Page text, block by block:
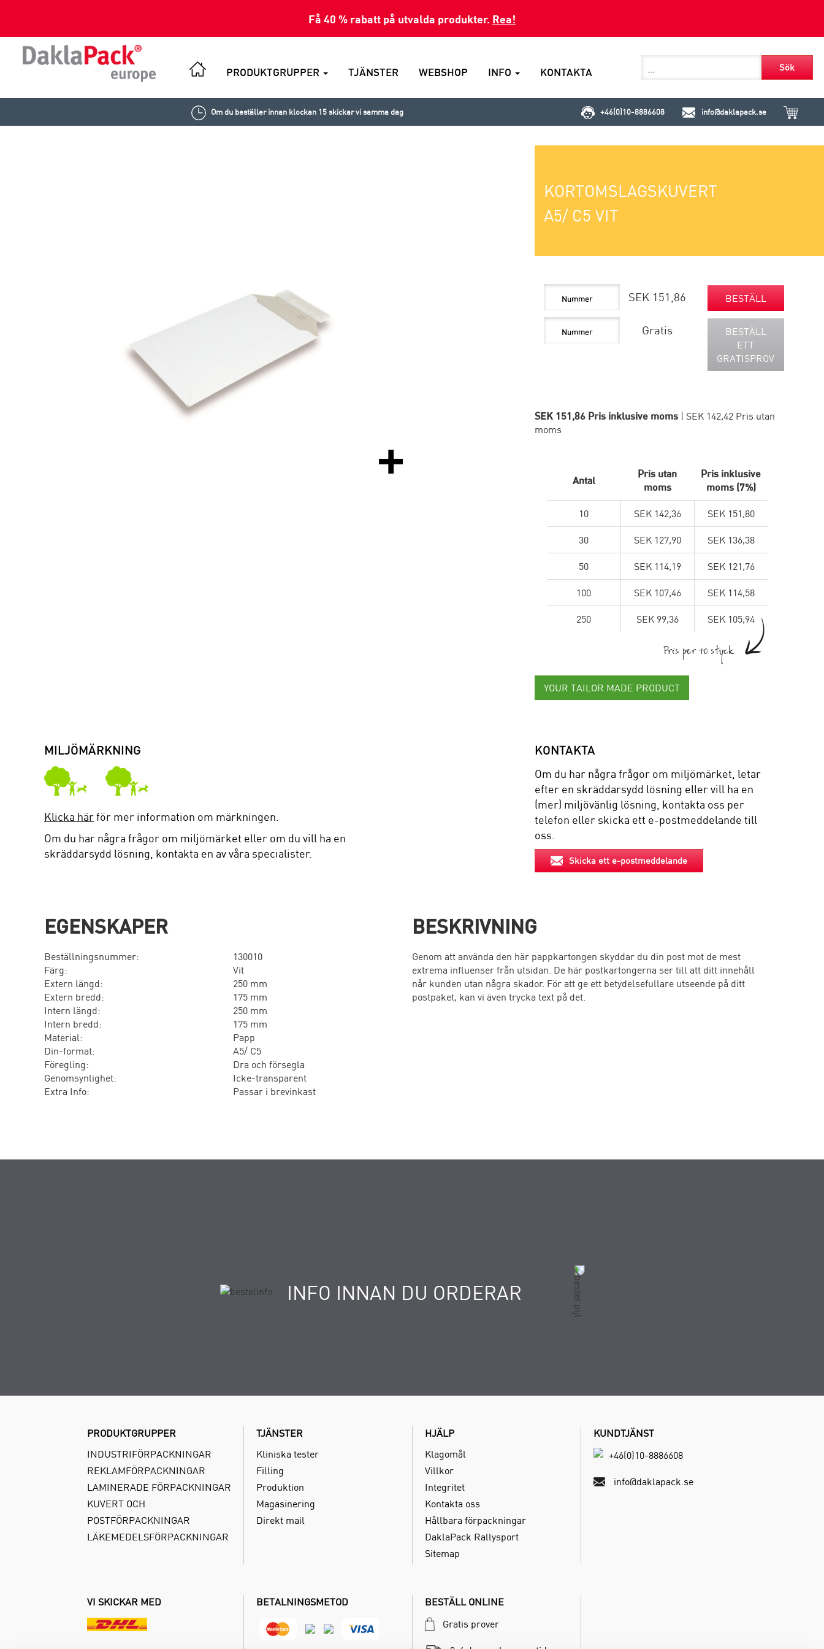
Få 40 % rabatt på utvalda produkter. Rea!
PRODUKTGRUPPER TJÄNSTER WEBSHOP INFO KONTAKTA Sök
Om du beställer innan klockan 15 skickar vi samma dag +46(0)10-8886608 info@daklapack.se
KORTOMSLAGSKUVERT
A5/ C5 VIT
SEK 151,86 BESTÄLL
Gratis
BESTÄLL
ETT
GRATISPROV
SEK 151,86 Pris inklusive moms | SEK 142,42 Pris utan
moms
Antal
Pris utan
moms
Pris inklusive
moms (7%)
10 SEK 142,36 SEK 151,80
30 SEK 127,90 SEK 136,38
50 SEK 114,19 SEK 121,76
100 SEK 107,46 SEK 114,58
250 SEK 99,36 SEK 105,94
Pris per 10 styck
YOUR TAILOR MADE PRODUCT
MILJÖMÄRKNING
Klicka härför mer information om märkningen.
Om du har några frågor om miljömärket eller om du vill ha en
skräddarsydd lösning, kontakta en av våra specialister.
KONTAKTA
Om du har några frågor om miljömärket, letar
efter en skräddarsydd lösning eller vill ha en
(mer) miljövänlig lösning, kontakta oss per
telefon eller skicka ett e-postmeddelande till
oss.
Skicka ett e-postmeddelande
EGENSKAPER
Beställningsnummer:
130010
Färg:
Vit
Extern längd:
250 mm
Extern bredd:
175 mm
Intern längd:
250 mm
Intern bredd:
175 mm
Material:
Papp
Din-format:
A5/ C5
Föregling:
Dra och försegla
Genomsynlighet:
Icke-transparent
Extra Info:
Passar i brevinkast
BESKRIVNING
Genom att använda den här pappkartongen skyddar du din post mot de mest
extrema influenser från utsidan. De här postkartongerna ser till att ditt innehåll
når kunden utan några skador. För att ge ett betydelsefullare utseende på ditt
postpaket, kan vi även trycka text på det.
INFO INNAN DU ORDERAR
PRODUKTGRUPPER
INDUSTRIFÖRPACKNINGAR
REKLAMFÖRPACKNINGAR
LAMINERADE FÖRPACKNINGAR
KUVERT OCH
POSTFÖRPACKNINGAR
LÄKEMEDELSFÖRPACKNINGAR
TJÄNSTER
Kliniska tester
Filling
Produktion
Magasinering
Direkt mail
HJÄLP
Klagomål
Villkor
Integritet
Kontakta oss
Hållbara förpackningar
DaklaPack Rallysport
Sitemap
KUNDTJÄNST
+46(0)10-8886608
info@daklapack.se
VI SKICKAR MED BETALNINGSMETOD
BESTÄLL ONLINE
Gratis prover